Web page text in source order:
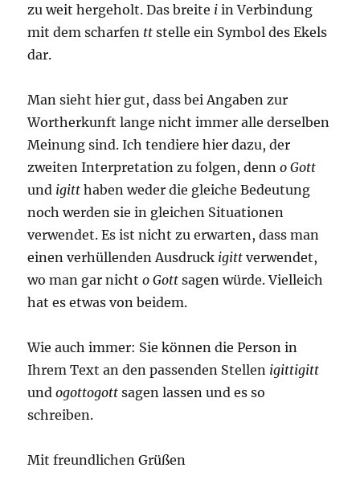
zu weit hergeholt. Das breite i in Verbindung
mit dem scharfen tt stelle ein Symbol des Ekels
dar.
Man sieht hier gut, dass bei Angaben zur
Wortherkunft lange nicht immer alle derselben
Meinung sind. Ich tendiere hier dazu, der
zweiten Interpretation zu folgen, denno Gott
und igitthaben weder die gleiche Bedeutung
noch werden sie in gleichen Situationen
verwendet. Es ist nicht zu erwarten, dass man
einen verhüllenden Ausdruck igitt verwendet,
wo man gar nichto Gott sagen würde. Vielleich
hat es etwas von beidem.
Wie auch immer: Sie können die Person in
Ihrem Text an den passenden Stellen igittigitt
undogottogott sagen lassen und es so
schreiben.
Mit freundlichen Grüßen